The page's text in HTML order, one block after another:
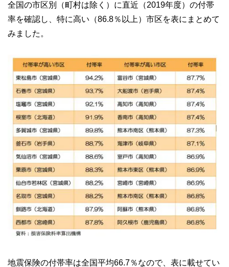
全国の市区別（町村は除く）に直近（2019年度）の付帯
率を確認し、特に高い（86.8％以上）市区を表にまとめて
みました。
地震保険の付帯率は全国平均66.7％なので、表に載せてい